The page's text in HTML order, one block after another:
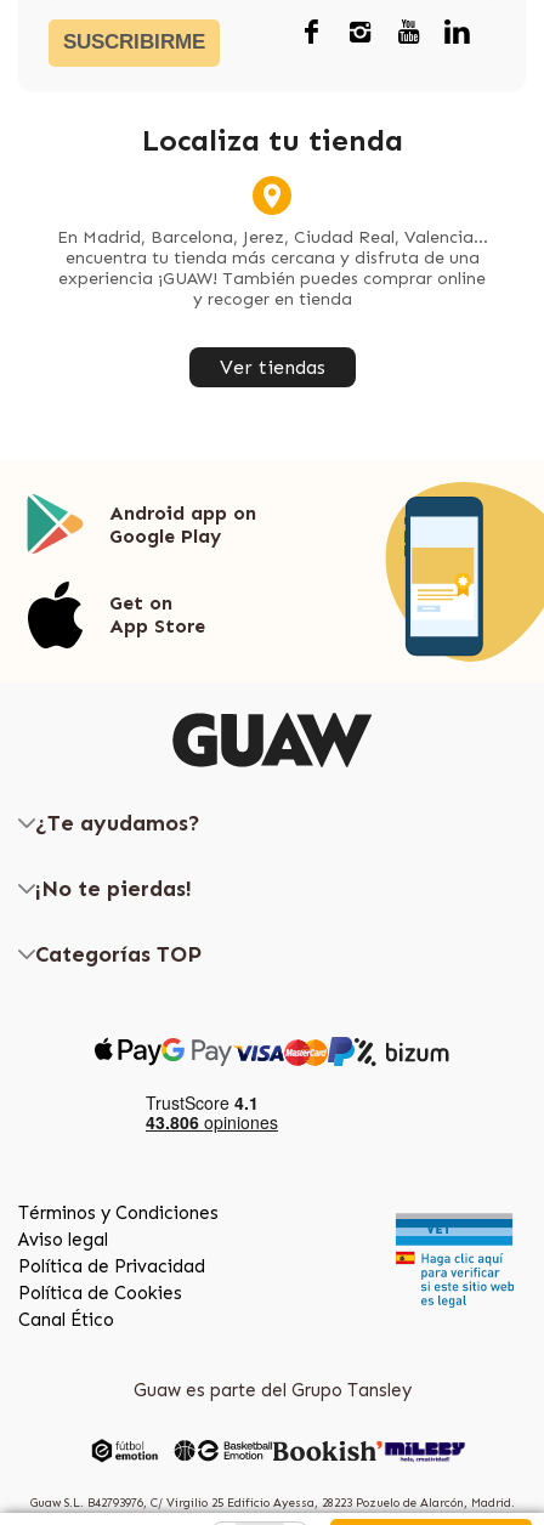
SUSCRIBIRME
Localiza tu tienda
En Madrid, Barcelona, Jerez, Ciudad Real, Valencia...
encuentra tu tienda más cercana y disfruta de una
experiencia ¡GUAW! También puedes comprar online
y recoger en tienda
Ver tiendas
Android app on
Google Play
Get on
App Store
¿Te ayudamos?
¡No te pierdas!
Categorías TOP
Términos y Condiciones
Aviso legal
Política de Privacidad
Política de Cookies
Canal Ético
Guaw es parte del Grupo Tansley
Guaw S.L. B42793976, C/ Virgilio 25 Edificio Ayessa, 28223 Pozuelo de Alarcón, Madrid.
(Spain)